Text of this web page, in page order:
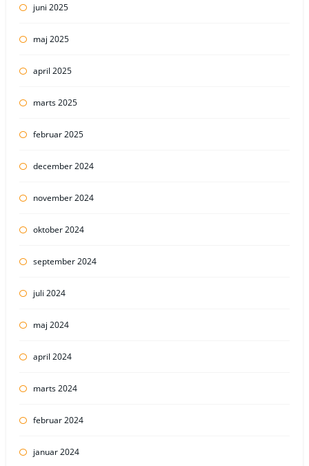
juni 2025
maj 2025
april 2025
marts 2025
februar 2025
december 2024
november 2024
oktober 2024
september 2024
juli 2024
maj 2024
april 2024
marts 2024
februar 2024
januar 2024